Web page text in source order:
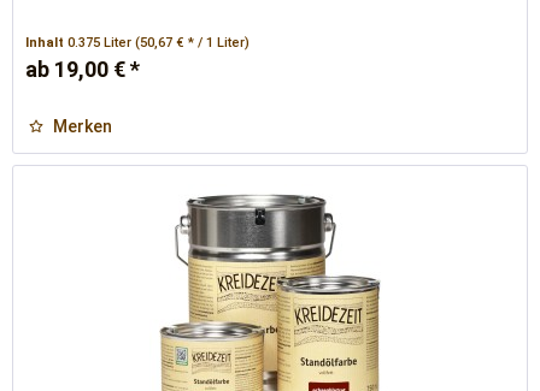
Inhalt0.375 Liter(50,67 € * / 1 Liter)
ab 19,00 € *
Merken